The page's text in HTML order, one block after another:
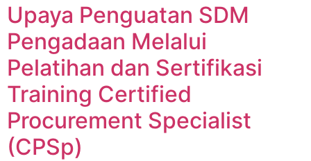
Upaya Penguatan SDM
Pengadaan Melalui
Pelatihan dan Sertifikasi
Training Certified
Procurement Specialist
(CPSp)